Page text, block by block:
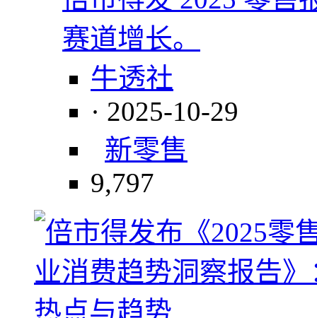
赛道增长。
牛透社
· 2025-10-29
新零售
9,797